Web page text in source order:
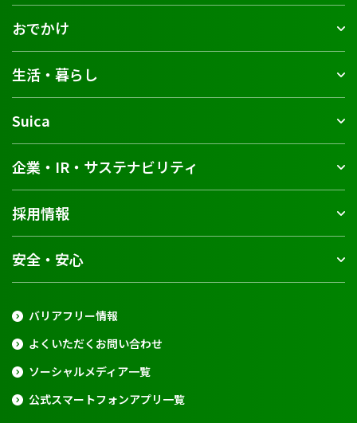
おでかけ
生活・暮らし
Suica
企業・IR・サステナビリティ
採用情報
安全・安心
バリアフリー情報
よくいただくお問い合わせ
ソーシャルメディア一覧
公式スマートフォンアプリ一覧